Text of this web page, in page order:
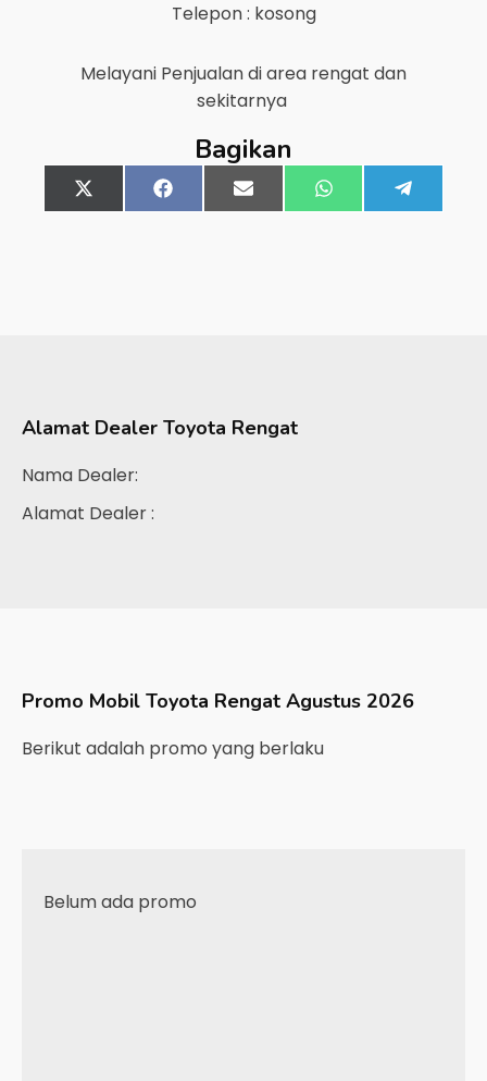
Telepon : kosong
Melayani Penjualan di area rengat dan
sekitarnya
Bagikan
Share
on
X
(Twitter)
Share
on
FacebookShare
on
Email Share
on
WhatsApp
on
Alamat Dealer Toyota Rengat
Nama Dealer:
Alamat Dealer :
Promo Mobil Toyota Rengat Agustus 2026
Berikut adalah promo yang berlaku
Belum ada promo